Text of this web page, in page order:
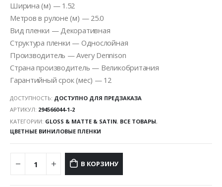
Ширина (м) — 1.52
Метров в рулоне (м) — 25.0
Вид пленки — Декоративная
Структура пленки — Однослойная
Производитель — Avery Dennison
Страна производитель — Великобритания
Гарантийный срок (мес) — 12
ДОСТУПНОСТЬ: ДОСТУПНО ДЛЯ ПРЕДЗАКАЗА
АРТИКУЛ: 294566044-1-2
КАТЕГОРИИ: GLOSS & MATTE & SATIN, ВСЕ ТОВАРЫ,
ЦВЕТНЫЕ ВИНИЛОВЫЕ ПЛЕНКИ
В КОРЗИНУ